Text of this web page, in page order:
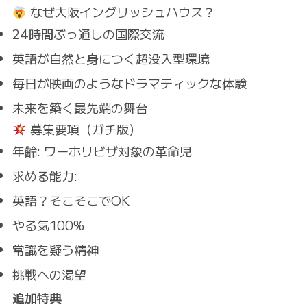
なぜ大阪イングリッシュハウス？
24時間ぶっ通しの国際交流
英語が自然と身につく超没入型環境
毎日が映画のようなドラマティックな体験
未来を築く最先端の舞台
募集要項（ガチ版）
年齢: ワーホリビザ対象の革命児
求める能力:
英語？そこそこでOK
やる気100%
常識を疑う精神
挑戦への渇望
追加特典